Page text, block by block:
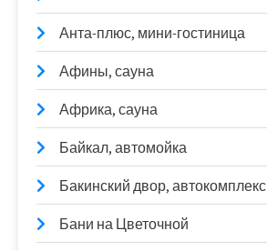
Анта-плюс, мини-гостиница
Афины, сауна
Африка, сауна
Байкал, автомойка
Бакинский двор, автокомплекс
Бани на Цветочной